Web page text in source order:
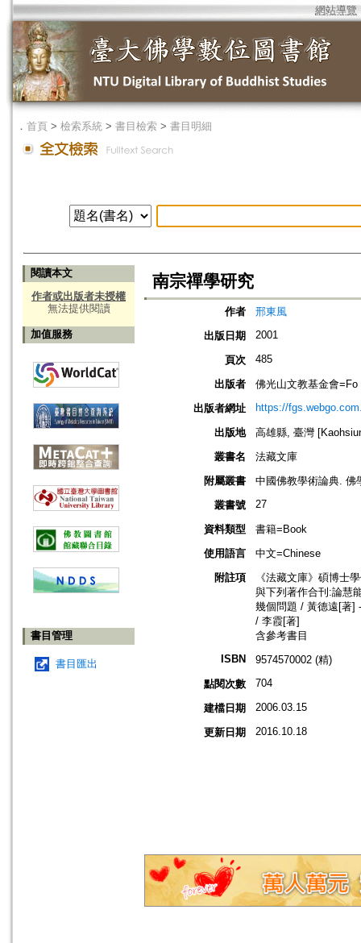
網站導覽
． 首頁 > 檢索系統 > 書目檢索 > 書目明細
閱讀本文
作者或出版者未授權
無法提供閱讀
加值服務
書目管理
書目匯出
南宗禪學研究
作者
邢東風
出版日期
2001
頁次 485
出版者
佛光山文教基金會
出版者網址
https://
出版地
高雄縣, 臺灣
叢書名
法藏文庫
附屬叢書
中國佛教學術論典. 佛
叢書號
27
資料類型
書籍=Book
使用語言
中文=Chinese
附註項
《法藏文庫》碩博士
與下列著作合刊:論慧
幾個問題 / 黃德遠[著]
/ 李霞[著]
含參考書目
ISBN
9574570002 (精)
點閱次數
704
建檔日期 2006.03.15
更新日期 2016.10.18